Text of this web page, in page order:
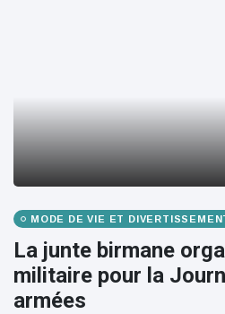
MODE DE VIE ET
La junte birmane
militaire pour la
armées